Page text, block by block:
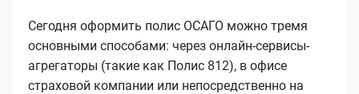
Сегодня оформить полис ОСАГО можно тремя
основными способами: через онлайн-сервисы-
агрегаторы (такие как Полис 812), в офисе
страховой компании или непосредственно на